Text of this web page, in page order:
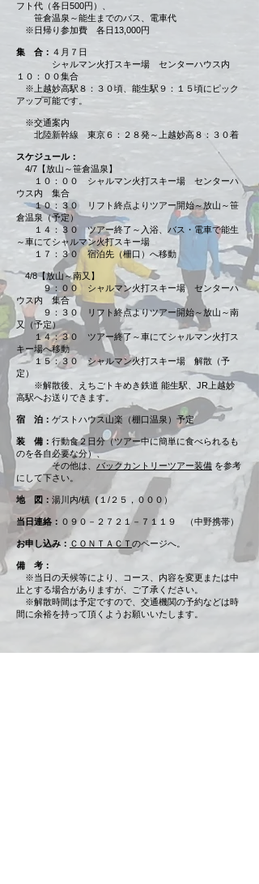
フト代（各日500円）、
笹倉温泉～能生までのバス、電車代
​ ※日帰り参加費 各日13,000円
集 合： ４月７日
シャルマン火打スキー場 センターハウス内
１０：００集合
※上越妙高駅８：３０頃、能生駅９：１５頃にピック
アップ可能です。
※交通案内​
北陸新幹線 東京６：２８発～上越妙高８：３０着
スケジュール：
4/7【放山～笹倉温泉】
１０：００ シャルマン火打スキー場 センターハ
ウス内 集合
１０：３０ リフト終点よりツアー開始～放山～笹
倉温泉（予定）
１４：３０ ツアー終了～入浴、バス・電車で能生
～車にてシャルマン火打スキー場
１７：３０ 宿泊先（柵口）へ移動
4/8【放山～南又】
９：００ シャルマン火打スキー場 センターハ
ウス内 集合
９：３０ リフト終点よりツアー開始～放山～南
又（予定）
１４：３０ ツアー終了～車にてシャルマン火打ス
キー場へ移動
１５：３０ シャルマン火打スキー場 解散（予
定）
※解散後、えちごトキめき鉄道 能生駅、JR上越妙
高駅へお送りできます。
宿 泊： ゲストハウス山楽（棚口温泉）予定
装 備： 行動食２日分（ツアー中に簡単に食べられるも
のを各自必要な分）、
その他は、 バックカントリーツアー装備 を参考
にして下さい。
地 図： 湯川内/槙 （ １/２５，０００）
当日連絡： ０９０－２７２１－７１１９ （中野携帯）
お申し込み： ＣＯＮＴＡＣＴ のページへ。
備 考：
※当日の天候等により、コース、内容を変更または中
止とする場合がありますが、ご了承ください。
※解散時間は予定ですので、交通機関の予約などは時
間に余裕を持って頂くようお願いいたします。